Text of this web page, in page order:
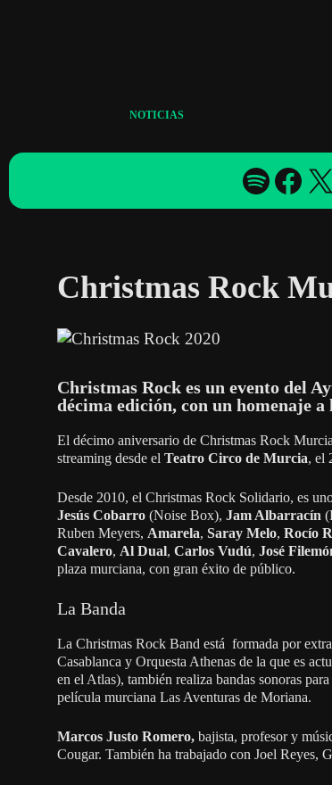
NOTICIAS
Spotify Facebook X
Christmas Rock
Christmas Rock es un evento del
décima edición, con un homenaje
El décimo aniversario de Christmas Rock
streaming desde el Teatro Circo de Murcia, el
Desde 2010, el Christmas Rock Solidario, es
Jesús Cobarro(Noise Box), Jam Albarracín
Ruben Meyers, Amarela, Saray Melo, Rocío
Cavalero, Al Dual, Carlos Vudú, José
plaza murciana, con gran éxito de público.
La Banda
La Christmas Rock Band está formada por
Casablanca y Orquesta Athenas de la que es
en el Atlas), también realiza bandas sonoras
película murciana Las Aventuras de Moriana.
Marcos Justo Romero,bajista, profesor y
Cougar. También ha trabajado con Joel